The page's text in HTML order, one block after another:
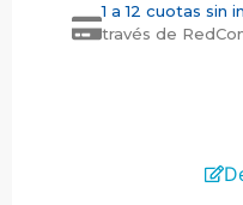
1 a 12 cuotas sin
través de